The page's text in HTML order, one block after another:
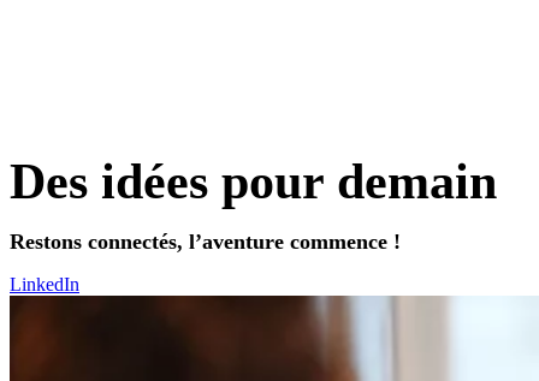
Des idées pour demain
Restons connectés, l’aventure commence !
LinkedIn